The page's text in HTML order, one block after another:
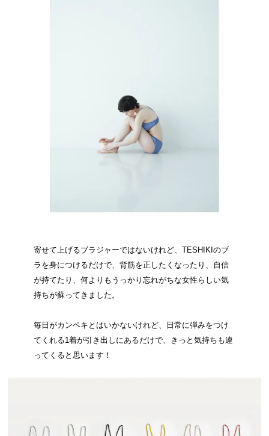
寄せて上げるブラジャーではないけれど、TESHIKIのブ
ラを身につけるだけで、背筋を正したくなったり、自信
が持てたり、何よりもうっかり忘れがちな女性らしい気
持ちが蘇ってきました。
毎日がカンペキとはいかないけれど、日常に弾みをつけ
てくれる1着が引き出しにあるだけで、きっと気持ちも違
ってくると思います！